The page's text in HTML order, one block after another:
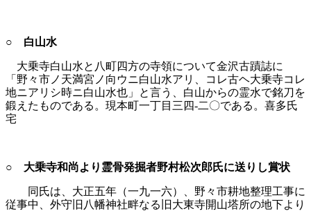
○ 白山水
大乗寺白山水と八町四方の寺領について金沢古蹟誌に
「野々市ノ天満宮ノ向ウニ白山水アリ、コレ古ヘ大乗寺コレ
地ニアリシ時ニ白山水也」と言う、白山からの霊水で銘刀を
鍛えたものである。現本町一丁目三四‐二〇である。喜多氏
宅
○ 大乗寺和尚より霊骨発掘者野村松次郎氏に送りし賞状
同氏は、大正五年（一九一六）、野々市耕地整理工事に
従事中、外守旧八幡神社畔なる旧大東寺開山塔所の地下より